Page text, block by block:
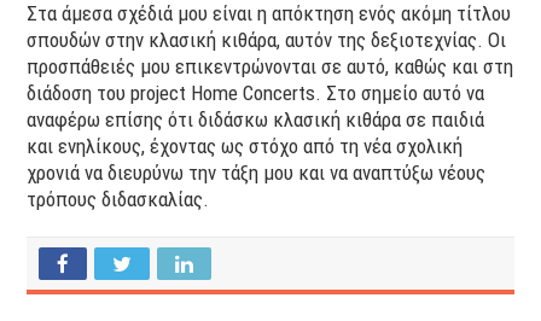
Στα άμεσα σχέδιά μου είναι η απόκτηση ενός ακόμη τίτλου
σπουδών στην κλασική κιθάρα, αυτόν της δεξιοτεχνίας. Οι
προσπάθειές μου επικεντρώνονται σε αυτό, καθώς και στη
διάδοση του project Home Concerts. Στο σημείο αυτό να
αναφέρω επίσης ότι διδάσκω κλασική κιθάρα σε παιδιά
και ενηλίκους, έχοντας ως στόχο από τη νέα σχολική
χρονιά να διευρύνω την τάξη μου και να αναπτύξω νέους
τρόπους διδασκαλίας.